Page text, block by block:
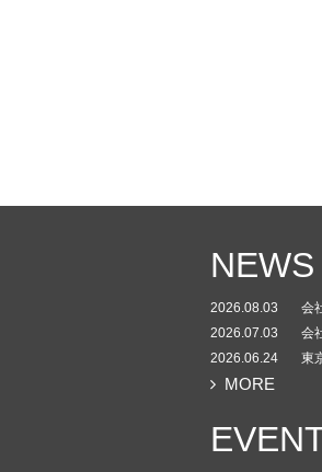
NEWS
2026.08.03
会
2026.07.03
会
2026.06.24
東
MORE